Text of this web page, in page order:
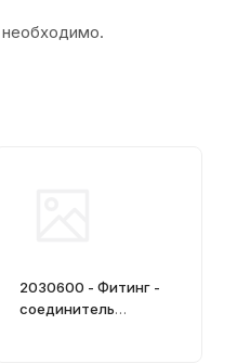
2030600 - Фитинг -
соединитель